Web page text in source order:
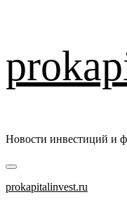
к
содержимому
Новости инвестиций и
Основное
меню
prokapitalinvest.ru